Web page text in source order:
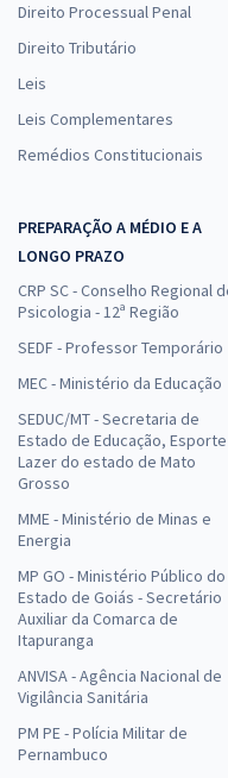
Direito Processual Penal
Direito Tributário
Leis
Leis Complementares
Remédios Constitucionais
PREPARAÇÃO A MÉDIO E A
LONGO PRAZO
CRP SC - Conselho Regional
Psicologia - 12ª Região
SEDF - Professor Temporário
MEC - Ministério da Educação
SEDUC/MT - Secretaria de
Estado de Educação,
Lazer do estado de Mato
Grosso
MME - Ministério de Minas e
Energia
MP GO - Ministério Público do
Estado de Goiás - Secretário
Auxiliar da Comarca de
Itapuranga
ANVISA - Agência Nacional de
Vigilância Sanitária
PM PE - Polícia Militar de
Pernambuco